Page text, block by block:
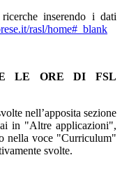
inserendo i dati
rasl/home#_blank
LE ORE DI FSL
nell’apposita sezione
in "Altre applicazioni",
nella voce "Curriculum"
svolte.